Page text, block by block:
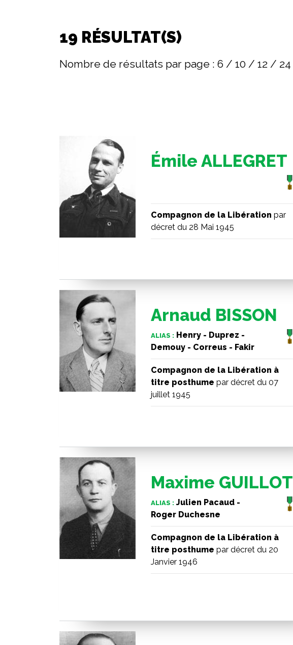
19 RÉSULTAT(S)
Nombre de résultats par page : 6 / 10 / 12 / 24
Émile ALLEGRET
Compagnon de la Libération par
décret du 28 Mai 1945
Arnaud BISSON
ALIAS : Henry - Duprez -
Demouy - Correus - Fakir
Compagnon de la Libération à
titre posthume par décret du 07
juillet 1945
Maxime GUILLOT
ALIAS : Julien Pacaud -
Roger Duchesne
Compagnon de la Libération à
titre posthume par décret du 20
Janvier 1946